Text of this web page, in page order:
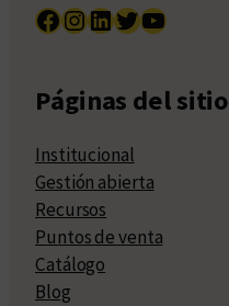
Facebook InstagramLinkedIn Twitter YouTube
Páginas del sitio
Institucional
Gestión abierta
Recursos
Puntos de venta
Catálogo
Blog